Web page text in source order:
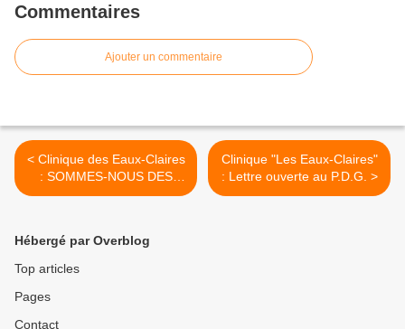
Commentaires
Ajouter un commentaire
< Clinique des Eaux-Claires
: SOMMES-NOUS DES
SALARIES DE SECONDE
Clinique "Les Eaux-Claires"
: Lettre ouverte au P.D.G. >
Hébergé par Overblog
Top articles
Pages
Contact